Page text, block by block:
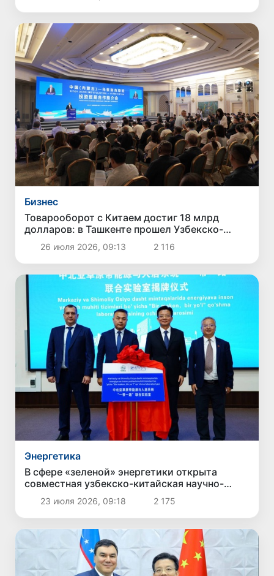
Бизнес
Товарооборот с Китаем достиг 18 млрд
долларов: в Ташкенте прошел Узбекско-
китайский бизнес-форум
26 июля 2026, 09:13 2 116
Энергетика
В сфере «зеленой» энергетики открыта
совместная узбекско-китайская научно-
исследовательская лаборатория
23 июля 2026, 09:18 2 175